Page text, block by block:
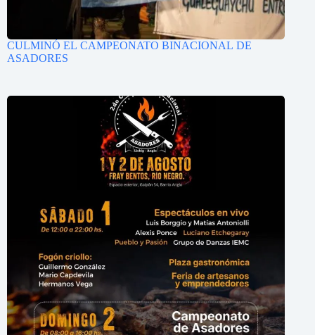
CULMINÓ EL CAMPEONATO BINACIONAL DE
ASADORES